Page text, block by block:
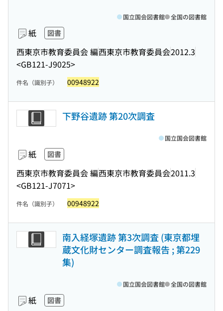
紙 図書
西東京市教育委員会 編西東京市教育委員会2012.3
<GB121-J9025>
国立国会図書館 全国の図書館
件名（識別子） 00948922
下野谷遺跡 第20次調査
紙 図書
西東京市教育委員会 編西東京市教育委員会2011.3
<GB121-J7071>
国立国会図書館
件名（識別子） 00948922
南入経塚遺跡 第3次調査 (東京都埋
蔵文化財センター調査報告 ; 第229
集)
紙 図書
国立国会図書館 全国の図書館